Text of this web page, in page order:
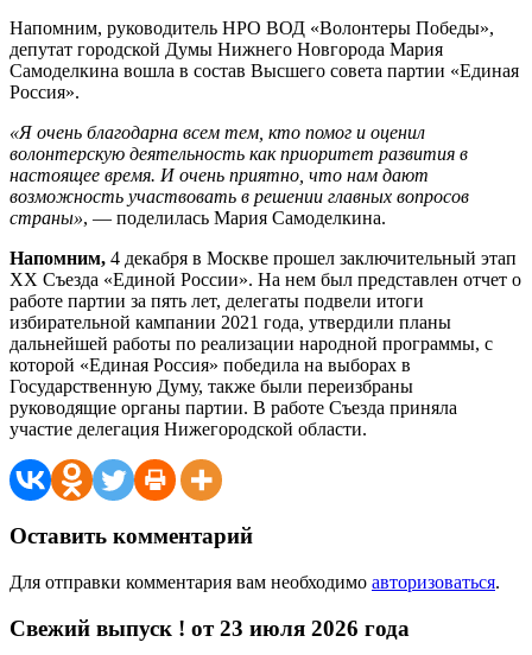
Напомним, руководитель НРО ВОД «Волонтеры Победы»,
депутат городской Думы Нижнего Новгорода Мария
Самоделкина вошла в состав Высшего совета партии «Единая
Россия».
«Я очень благодарна всем тем, кто помог и оценил
волонтерскую деятельность как приоритет развития в
настоящее время. И очень приятно, что нам дают
возможность участвовать в решении главных вопросов
страны», — поделилась Мария Самоделкина.
Напомним, 4 декабря в Москве прошел заключительный этап
ХХ Съезда «Единой России». На нем был представлен отчет о
работе партии за пять лет, делегаты подвели итоги
избирательной кампании 2021 года, утвердили планы
дальнейшей работы по реализации народной программы, с
которой «Единая Россия» победила на выборах в
Государственную Думу, также были переизбраны
руководящие органы партии. В работе Съезда приняла
участие делегация Нижегородской области.
Оставить комментарий
Для отправки комментария вам необходимо авторизоваться.
Свежий выпуск ! от 23 июля 2026 года